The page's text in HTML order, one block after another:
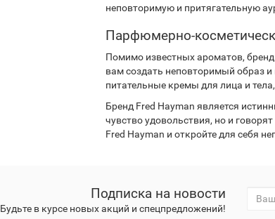
неповторимую и притягательную
Парфюмерно-
Помимо известных ароматов,
вам создать неповторимый образ
питательные кремы для лица и
Бренд Fred Hayman является
чувство удовольствия, но и
Fred Hayman и откройте для себя
Подписка на новости
Будьте в курсе новых акций и спецпредложений!